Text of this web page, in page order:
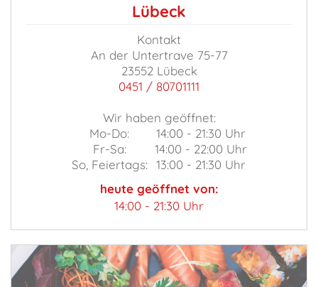
Lübeck
Kontakt
An der Untertrave 75-77
23552 Lübeck
0451 / 80701111
Wir haben geöffnet:
Mo-Do:
14:00 - 21:30 Uhr
Fr-Sa:
14:00 - 22:00 Uhr
So, Feiertags:
13:00 - 21:30 Uhr
heute geöffnet von:
14:00 - 21:30 Uhr